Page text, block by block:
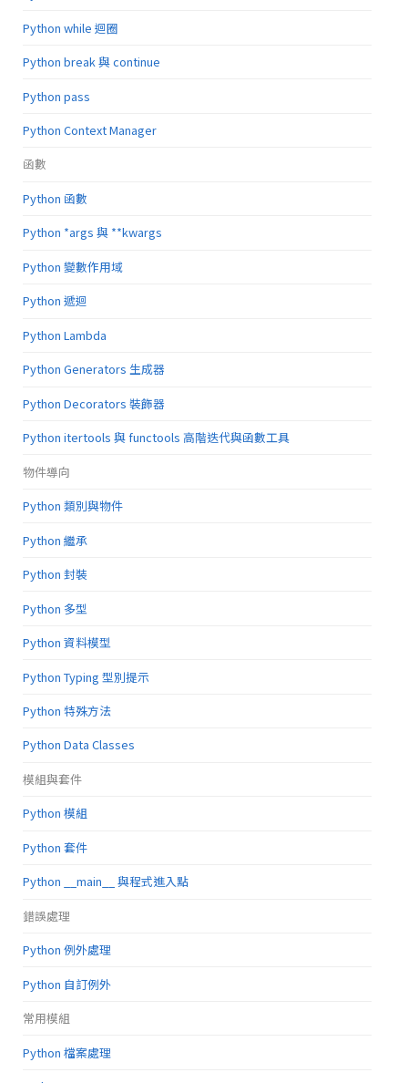
Python while 迴圈
Python break 與 continue
Python pass
Python Context Manager
函數
Python 函數
Python *args 與 **kwargs
Python 變數作用域
Python 遞迴
Python Lambda
Python Generators 生成器
Python Decorators 裝飾器
Python itertools 與 functools 高階迭代與函數工具
物件導向
Python 類別與物件
Python 繼承
Python 封裝
Python 多型
Python 資料模型
Python Typing 型別提示
Python 特殊方法
Python Data Classes
模組與套件
Python 模組
Python 套件
Python __main__ 與程式進入點
錯誤處理
Python 例外處理
Python 自訂例外
常用模組
Python 檔案處理